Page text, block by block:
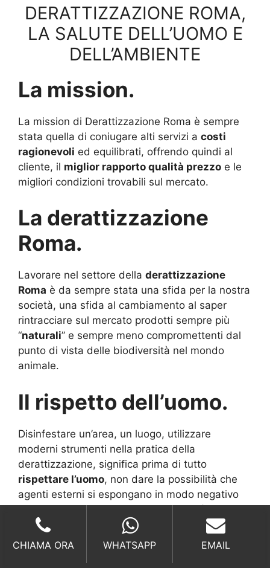
DERATTIZZAZIONE ROMA,
LA SALUTE DELL’UOMO E
DELL’AMBIENTE
La mission.
La mission di Derattizzazione Roma è sempre
stata quella di coniugare alti servizi a costi
ragionevoli ed equilibrati, offrendo quindi al
cliente, il miglior rapporto qualità prezzo e le
migliori condizioni trovabili sul mercato.
La derattizzazione
Roma.
Lavorare nel settore della derattizzazione
Roma è da sempre stata una sfida per la nostra
società, una sfida al cambiamento al saper
rintracciare sul mercato prodotti sempre più
“naturali” e sempre meno compromettenti dal
punto di vista delle biodiversità nel mondo
animale.
Il rispetto dell’uomo.
Disinfestare un’area, un luogo, utilizzare
moderni strumenti nella pratica della
derattizzazione, significa prima di tutto
rispettare l’uomo, non dare la possibilità che
agenti esterni si espongano in modo negativo
contro persone o altri animali, questo è il nostro
primo obiettivo. C’è da aggiungere che lo
abbiamo raggiunto dal momento che abbiamo
CHIAMA ORA WHATSAPP EMAIL